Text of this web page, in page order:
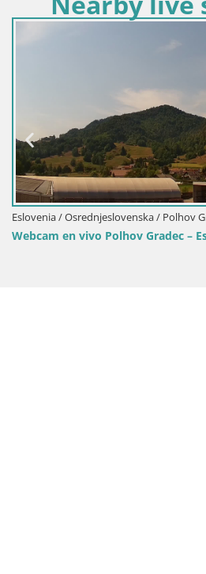
Eslovenia / Osrednjeslovenska / Polhov
Webcam en vivo Polhov Gradec –